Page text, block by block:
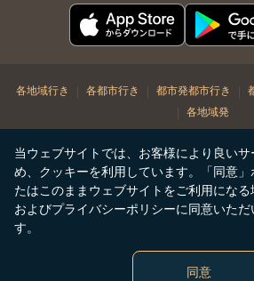
当ウェブサイトでは、お客様により良い
め、クッキーを利用しています。「同意
たはこのままウェブサイトをご利用にな
およびプライバシーポリシーに同意いた
す。
同意
各地域行き | 各都市行き | 都市発都市行き |
| 各地域発